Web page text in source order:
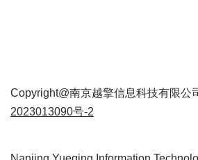
Copyright@南京越擎信息科技有限公
2023013090号-2